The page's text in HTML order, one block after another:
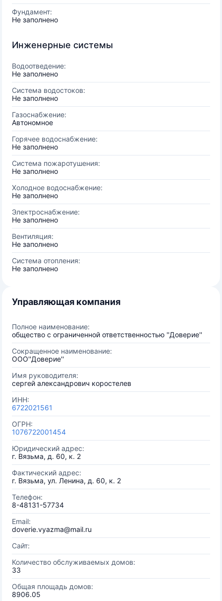
Фундамент:
Не заполнено
Инженерные системы
Водоотведение:
Не заполнено
Система водостоков:
Не заполнено
Газоснабжение:
Автономное
Горячее водоснабжение:
Не заполнено
Система пожаротушения:
Не заполнено
Холодное водоснабжение:
Не заполнено
Электроснабжение:
Не заполнено
Вентиляция:
Не заполнено
Система отопления:
Не заполнено
Управляющая компания
Полное наименование:
общество с ограниченной ответственностью ''Доверие''
Сокращенное наименование:
ООО''Доверие''
Имя руководителя:
сергей александрович коростелев
ИНН:
6722021561
ОГРН:
1076722001454
Юридический адрес:
г. Вязьма, д. 60, к. 2
Фактический адрес:
г. Вязьма, ул. Ленина, д. 60, к. 2
Телефон:
8-48131-57734
Email:
doverie.vyazma@mail.ru
Сайт:
Количество обслуживаемых домов:
33
Общая площадь домов:
8906.05